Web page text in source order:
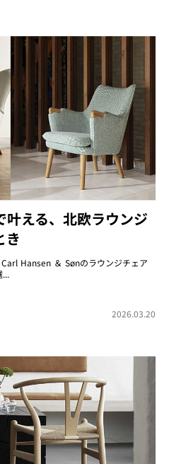
叶える、北欧ラウンジ
き
Hansen ＆ Sønのラウンジチェア
2026.03.20